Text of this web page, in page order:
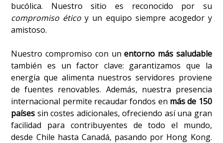
bucólica. Nuestro sitio es reconocido por su
compromiso ético y un equipo siempre acogedor y
amistoso.
Nuestro compromiso con unentorno más saludable
también es un factor clave: garantizamos que la
energía que alimenta nuestros servidores proviene
de fuentes renovables. Además, nuestra presencia
internacional permite recaudar fondos en más de 150
países sin costes adicionales, ofreciendo así una gran
facilidad para contribuyentes de todo el mundo,
desde Chile hasta Canadá, pasando por Hong Kong.